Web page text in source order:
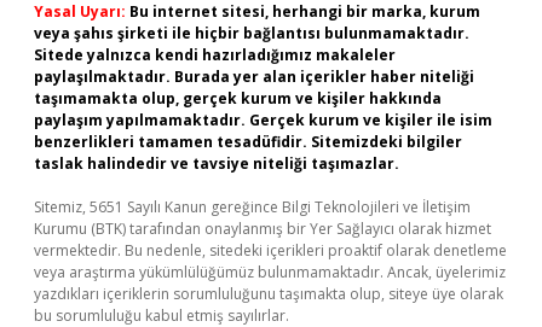
Yasal Uyarı: Bu internet sitesi, herhangi bir marka, kurum
veya şahıs şirketi ile hiçbir bağlantısı bulunmamaktadır.
Sitede yalnızca kendi hazırladığımız makaleler
paylaşılmaktadır. Burada yer alan içerikler haber niteliği
taşımamakta olup, gerçek kurum ve kişiler hakkında
paylaşım yapılmamaktadır. Gerçek kurum ve kişiler ile isim
benzerlikleri tamamen tesadüfidir. Sitemizdeki bilgiler
taslak halindedir ve tavsiye niteliği taşımazlar.
Sitemiz, 5651 Sayılı Kanun gereğince Bilgi Teknolojileri ve İletişim
Kurumu (BTK) tarafından onaylanmış bir Yer Sağlayıcı olarak hizmet
vermektedir. Bu nedenle, sitedeki içerikleri proaktif olarak denetleme
veya araştırma yükümlülüğümüz bulunmamaktadır. Ancak, üyelerimiz
yazdıkları içeriklerin sorumluluğunu taşımakta olup, siteye üye olarak
bu sorumluluğu kabul etmiş sayılırlar.